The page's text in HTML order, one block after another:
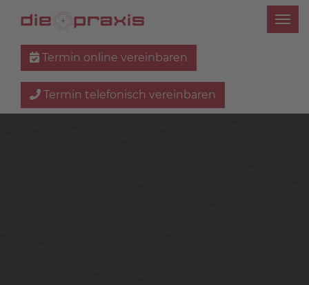
Termin online vereinbaren
Termin telefonisch vereinbaren